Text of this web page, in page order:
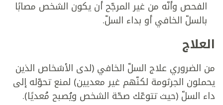
الفحص وأنّه من غير المرجّح أن يكون الشخص مصابًا
بالسلّ الخافي أو بداء السلّ.
العلاج
من الضروري علاج السلّ الخافي (لدى الأشخاص الذين
يحملون الجرثومة لكنّهم غير معديين) لمنع تحوّله إلى
داء السلّ (حيث تتوعّك صحّة الشخص ويُصبح مُعديًا).